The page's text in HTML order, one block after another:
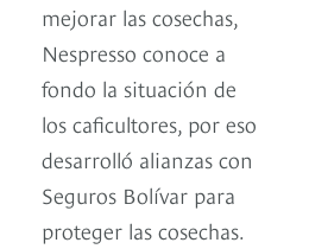
mejorar las cosechas,
Nespresso conoce a
fondo la situación de
los caficultores, por eso
desarrolló alianzas con
Seguros Bolívar para
proteger las cosechas.